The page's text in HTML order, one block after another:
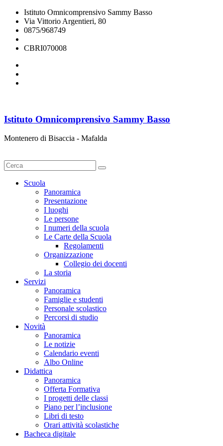
Istituto Omnicomprensivo Sammy Basso
Via Vittorio Argentieri, 80
0875/968749
CBRI070008
Istituto Omnicomprensivo Sammy Basso
Montenero di Bisaccia - Mafalda
Scuola
Panoramica
Presentazione
I luoghi
Le persone
I numeri della scuola
Le Carte della Scuola
Regolamenti
Organizzazione
Collegio dei docenti
La storia
Servizi
Panoramica
Famiglie e studenti
Personale scolastico
Percorsi di studio
Novità
Panoramica
Le notizie
Calendario eventi
Albo Online
Didattica
Panoramica
Offerta Formativa
I progetti delle classi
Piano per l’inclusione
Libri di testo
Orari attività scolastiche
Bacheca digitale